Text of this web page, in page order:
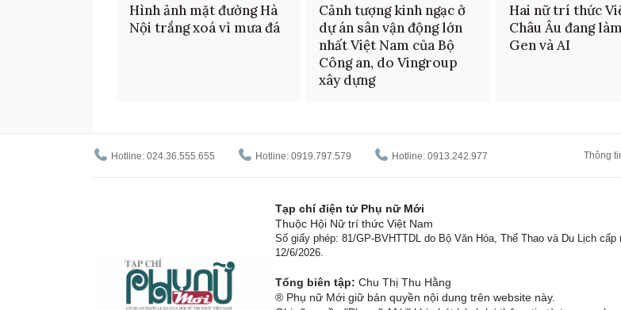
Hình ảnh mặt đường Hà
Nội trắng xoá vì mưa đá
Cảnh tượng kinh ngạc ở
dự án sân vận động lớn
nhất Việt Nam của Bộ
Công an, do Vingroup
xây dựng
Hai nữ trí thức
Châu Âu đang
Gen và AI
Hotline: 024.36.555.655 Hotline: 0919.797.579 Hotline: 0913.242.977 Thông
Tạp chí điện tử Phụ nữ Mới
Thuộc Hội Nữ trí thức Việt Nam
Số giấy phép: 81/GP-BVHTTDL do Bộ Văn Hóa, Thể Thao và Du Lịch cấp
12/6/2026.
Tổng biên tập: Chu Thị Thu Hằng
® Phụ nữ Mới giữ bản quyền nội dung trên website này.